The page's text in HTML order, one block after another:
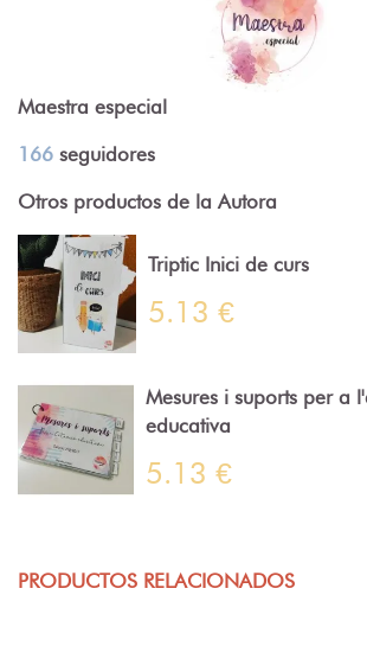
Maestra especial
166 seguidores
Otros productos de la Autora
Triptic Inici de curs
5.13 €
Mesures i suports per a
educativa
5.13 €
PRODUCTOS RELACIONADOS